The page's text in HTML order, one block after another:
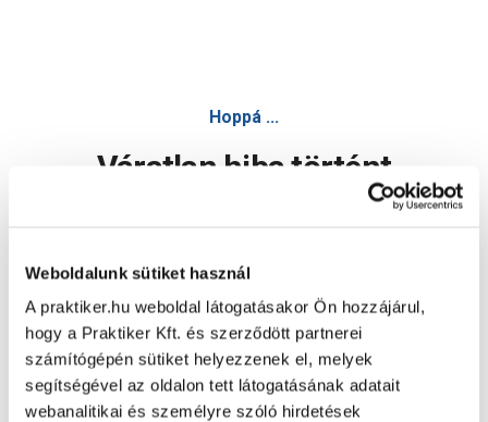
Weboldalunk sütiket használ
A praktiker.hu weboldal látogatásakor Ön hozzájárul,
hogy a Praktiker Kft. és szerződött partnerei
számítógépén sütiket helyezzenek el, melyek
segítségével az oldalon tett látogatásának adatait
webanalitikai és személyre szóló hirdetések
Hoppá ...
Váratlan hiba történt
Oldal újratöltése